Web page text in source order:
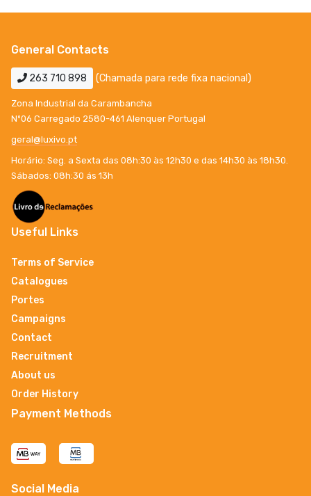
General Contacts
263 710 898 (Chamada para rede fixa nacional)
Zona Industrial da Carambancha
Nº06 Carregado 2580-461 Alenquer Portugal
geral@luxivo.pt
Horário: Seg. a Sexta das 08h:30 às 12h30 e das 14h30 às 18h30.
Sábados: 08h:30 ás 13h
Useful Links
Terms of Service
Catalogues
Portes
Campaigns
Contact
Recruitment
About us
Order History
Payment Methods
Social Media